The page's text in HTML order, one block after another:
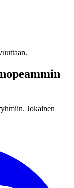
Jokainen